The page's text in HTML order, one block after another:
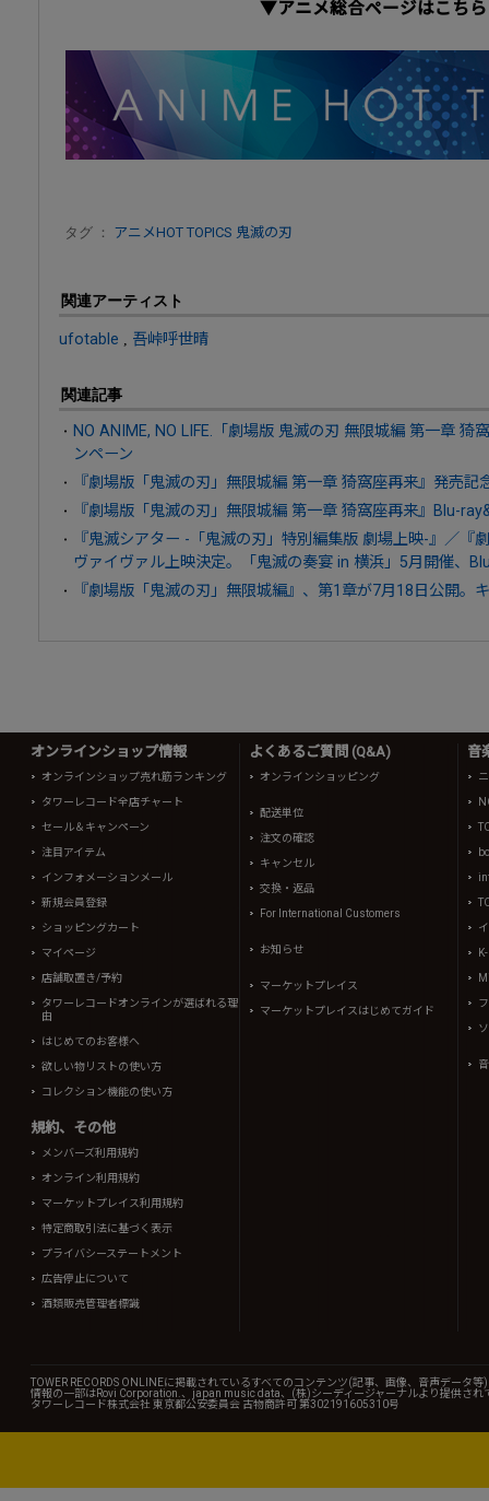
▼アニメ総合ページはこち
タグ ： アニメHOT TOPICS 鬼滅の刃
関連アーティスト
ufotable 吾峠呼世晴
関連記事
NO ANIME, NO LIFE.「劇場版 鬼滅の刃 無限城編 第一章 猗
ンペーン
『劇場版「鬼滅の刃」無限城編 第一章 猗窩座再来』発売記
『劇場版「鬼滅の刃」無限城編 第一章 猗窩座再来』Blu-
『鬼滅シアター -「鬼滅の刃」特別編集版 劇場上映-』／『
ヴァイヴァル上映決定。「鬼滅の奏宴 in 横浜」5月開催、
『劇場版「鬼滅の刃」無限城編』、第1章が7月18日公開。
オンラインショップ情報
オンラインショップ売れ筋ランキング
タワーレコード全店チャート
セール＆キャンペーン
注目アイテム
インフォメーションメール
新規会員登録
ショッピングカート
マイページ
店舗取置き/予約
タワーレコードオンラインが選ばれる理
由
はじめてのお客様へ
欲しい物リストの使い方
コレクション機能の使い方
規約、その他
メンバーズ利用規約
オンライン利用規約
マーケットプレイス利用規約
特定商取引法に基づく表示
プライバシーステートメント
広告停止について
酒類販売管理者標識
よくあるご質問 (Q&A)
オンラインショッピング
配送単位
注文の確認
キャンセル
交換・返品
For International Customers
お知らせ
マーケットプレイス
マーケットプレイスはじめてガイド
音
TOWER RECORDS ONLINEに掲載されているすべてのコンテンツ(記事、画像、音声データ
情報の一部はRovi Corporation.、japan music data、(株)シーディージャーナルより提供され
タワーレコード株式会社 東京都公安委員会 古物商許可 第302191605310号